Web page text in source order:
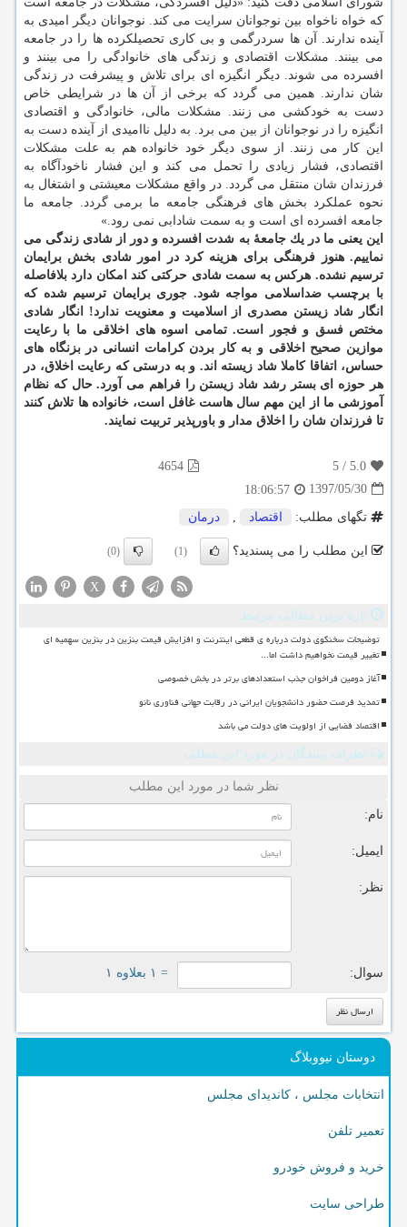
كه خواه ناخواه بین نوجوانان سرایت می كند. نوجوانان دیگر امیدی به
آینده ندارند. آن ها سردرگمی و بی كاری تحصیلكرده ها را در جامعه
می بینند. مشكلات اقتصادی و زندگی های خانوادگی را می بینند و
افسرده می شوند. دیگر انگیزه ای برای تلاش و پیشرفت در زندگی
شان ندارند. همین می گردد كه برخی از آن ها در شرایطی خاص
دست به خودكشی می زنند. مشكلات مالی، خانوادگی و اقتصادی
انگیزه را در نوجوانان از بین می برد. به دلیل ناامیدی از آینده دست به
این كار می زنند. از سوی دیگر خود خانواده هم به علت مشكلات
اقتصادی، فشار زیادی را تحمل می كند و این فشار ناخودآگاه به
فرزندان شان منتقل می گردد. در واقع مشكلات معیشتی و اشتغال به
نحوه عملكرد بخش های فرهنگی جامعه ما برمی گردد. جامعه ما
جامعه افسرده ای است و به سمت شادابی نمی رود.»
این یعنی ما در یك جامعهٔ به شدت افسرده و دور از شادی زندگی می
نماییم. هنوز فرهنگی برای هزینه كرد در امور شادی بخش برایمان
ترسیم نشده. هركس به سمت شادی حركتی كند امكان دارد بلافاصله
با برچسب ضداسلامی مواجه شود. جوری برایمان ترسیم شده كه
انگار شاد زیستن مصدری از اسلامیت و معنویت ندارد! انگار شادی
مختص فسق و فجور است. تمامی اسوه های اخلاقی ما با رعایت
موازین صحیح اخلاقی و به كار بردن كرامات انسانی در بزنگاه های
حساس، اتفاقا كاملا شاد زیسته اند. و به درستی كه رعایت اخلاق، در
هر حوزه ای بستر رشد شاد زیستن را فراهم می آورد. حال كه نظام
آموزشی ما از این مهم سال هاست غافل است، خانواده ها تلاش كنند
تا فرزندان شان را اخلاق مدار و باورپذیر تربیت نمایند.
5.0
/
5
4654
1397/05/30
18:06:57
تگهای مطلب:
اقتصاد درمان
این مطلب را می پسندید؟ (1)
(0)
X
تازه ترین مطالب مرتبط
توضیحات سخنگوی دولت درباره ی قطعی اینترنت و افزایش قیمت بنزین در بنزین سهمیه ای
تغییر قیمت نخواهیم داشت اما...
آغاز دومین فراخوان جذب استعدادهای برتر در بخش خصوصی
تمدید فرصت حضور دانشجویان ایرانی در رقابت جهانی فناوری نانو
اقتصاد فضایی از اولویت های دولت می باشد
نظرات بینندگان در مورد این مطلب
نظر شما در مورد این مطلب
نام:
ایمیل:
نظر:
سوال: = ۱ بعلاوه ۱
دوستان نیووبلاگ
انتخابات مجلس ، کاندیدای مجلس
تعمیر تلفن
خرید و فروش خودرو
طراحی سایت